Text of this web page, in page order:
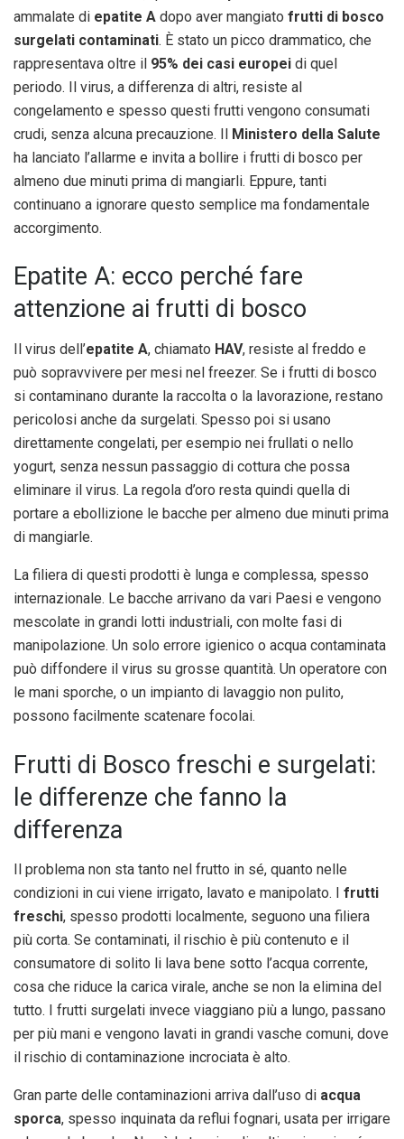
ammalate di epatite A dopo aver mangiato frutti di bosco
surgelati contaminati. È stato un picco drammatico, che
rappresentava oltre il 95% dei casi europei di quel
periodo. Il virus, a differenza di altri, resiste al
congelamento e spesso questi frutti vengono consumati
crudi, senza alcuna precauzione. Il Ministero della Salute
ha lanciato l’allarme e invita a bollire i frutti di bosco per
almeno due minuti prima di mangiarli. Eppure, tanti
continuano a ignorare questo semplice ma fondamentale
accorgimento.
Epatite A: ecco perché fare
attenzione ai frutti di bosco
Il virus dell’epatite A, chiamato HAV, resiste al freddo e
può sopravvivere per mesi nel freezer. Se i frutti di bosco
si contaminano durante la raccolta o la lavorazione, restano
pericolosi anche da surgelati. Spesso poi si usano
direttamente congelati, per esempio nei frullati o nello
yogurt, senza nessun passaggio di cottura che possa
eliminare il virus. La regola d’oro resta quindi quella di
portare a ebollizione le bacche per almeno due minuti prima
di mangiarle.
La filiera di questi prodotti è lunga e complessa, spesso
internazionale. Le bacche arrivano da vari Paesi e vengono
mescolate in grandi lotti industriali, con molte fasi di
manipolazione. Un solo errore igienico o acqua contaminata
può diffondere il virus su grosse quantità. Un operatore con
le mani sporche, o un impianto di lavaggio non pulito,
possono facilmente scatenare focolai.
Frutti di Bosco freschi e surgelati:
le differenze che fanno la
differenza
Il problema non sta tanto nel frutto in sé, quanto nelle
condizioni in cui viene irrigato, lavato e manipolato. I frutti
freschi, spesso prodotti localmente, seguono una filiera
più corta. Se contaminati, il rischio è più contenuto e il
consumatore di solito li lava bene sotto l’acqua corrente,
cosa che riduce la carica virale, anche se non la elimina del
tutto. I frutti surgelati invece viaggiano più a lungo, passano
per più mani e vengono lavati in grandi vasche comuni, dove
il rischio di contaminazione incrociata è alto.
Gran parte delle contaminazioni arriva dall’uso di acqua
sporca, spesso inquinata da reflui fognari, usata per irrigare